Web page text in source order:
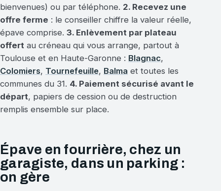
bienvenues) ou par téléphone. 2. Recevez une
offre ferme : le conseiller chiffre la valeur réelle,
épave comprise. 3. Enlèvement par plateau
offert au créneau qui vous arrange, partout à
Toulouse et en Haute-Garonne : Blagnac,
Colomiers, Tournefeuille, Balma et toutes les
communes du 31. 4. Paiement sécurisé avant le
départ, papiers de cession ou de destruction
remplis ensemble sur place.
Épave en fourrière, chez un
garagiste, dans un parking :
on gère